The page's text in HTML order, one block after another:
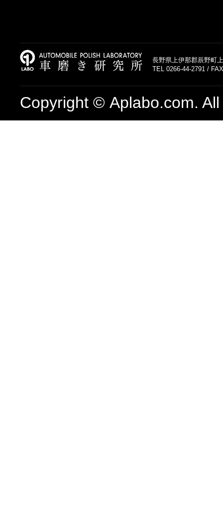
長野県上伊那郡辰野町
TEL 0266-44-2791 /
Copyright © Aplabo.com.